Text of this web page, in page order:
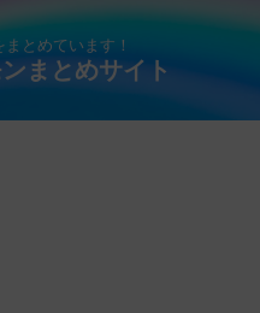
とめています！
まとめサイト